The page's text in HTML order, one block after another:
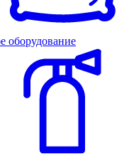
оборудование